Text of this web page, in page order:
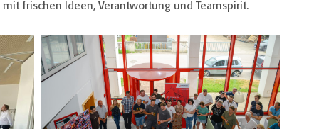
frischen Ideen, Verantwortung und Teamspirit.